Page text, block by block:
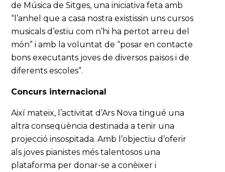
de Música de Sitges, una iniciativa feta amb
“l’anhel que a casa nostra existissin uns cursos
musicals d’estiu com n’hi ha pertot arreu del
món” i amb la voluntat de “posar en contacte
bons executants joves de diversos països i de
diferents escoles”.
Concurs internacional
Així mateix, l’activitat d’Ars Nova tingué una
altra conseqüència destinada a tenir una
projecció insospitada. Amb l’objectiu d’oferir
als joves pianistes més talentosos una
plataforma per donar-se a conèixer i